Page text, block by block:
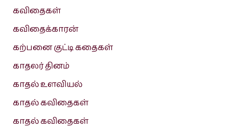
கவிதைகள்
கவிதைக்காரன்
கற்பனை குட்டி கதைகள்
காதலர் தினம்
காதல் உளவியல்
காதல் கவிதைகள்
காதல் கவிதைகள்